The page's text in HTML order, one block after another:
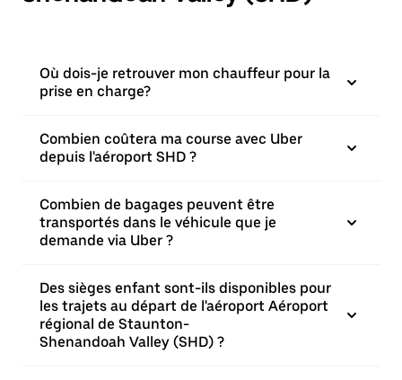
Où dois-je retrouver mon chauffeur pour la
prise en charge?
Combien coûtera ma course avec Uber
depuis l'aéroport SHD ?
Combien de bagages peuvent être
transportés dans le véhicule que je
demande via Uber ?
Des sièges enfant sont-ils disponibles pour
les trajets au départ de l'aéroport Aéroport
régional de Staunton-
Shenandoah Valley (SHD) ?